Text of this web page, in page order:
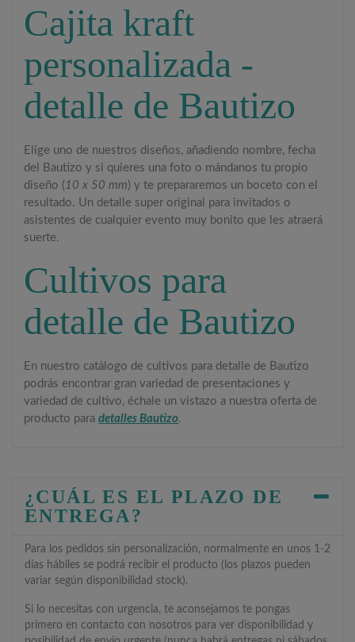
Cajita kraft
personalizada -
detalle de Bautizo
Elige uno de nuestros diseños, añadiendo nombre, fecha
del Bautizo y si quieres una foto o mándanos tu propio
diseño ( 10 x 50 mm) y te prepararemos un boceto con el
resultado. Un detalle super original para invitados o
asistentes de cualquier evento muy bonito que les atraerá
suerte.
Cultivos para
detalle de Bautizo
En nuestro catálogo de cultivos para detalle de Bautizo
podrás encontrar gran variedad de presentaciones y
variedad de cultivo, échale un vistazo a nuestra oferta de
producto paradetalles Bautizo.
¿CUÁL ES EL PLAZO DE
ENTREGA?
Para los pedidos sin personalización, normalmente en unos 1-2
días hábiles se podrá recibir el producto (los plazos pueden
variar según disponibilidad stock).
Si lo necesitas con urgencia, te aconsejamos te pongas
primero en contacto con nosotros para ver disponibilidad y